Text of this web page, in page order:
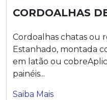
CORDOALHAS
Cordoalhas chatas ou
Estanhado, montada
em latão ou
painéis...
Saiba Mais